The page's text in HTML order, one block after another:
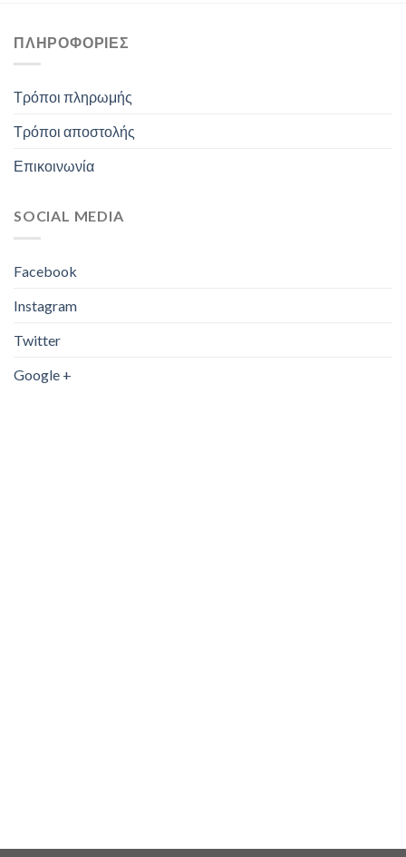
ΠΛΗΡΟΦΟΡΊΕΣ
Τρόποι πληρωμής
Τρόποι αποστολής
Επικοινωνία
SOCIAL MEDIA
Facebook
Instagram
Twitter
Google +